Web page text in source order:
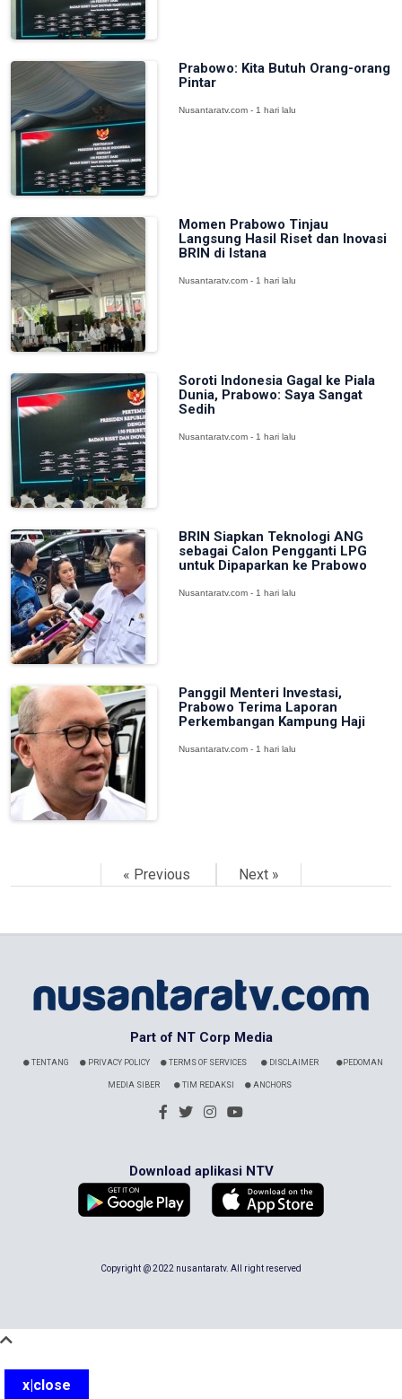
Prabowo: Kita Butuh Orang-orang
Pintar
Nusantaratv.com - 1 hari lalu
Momen Prabowo Tinjau
Langsung Hasil Riset dan Inovasi
BRIN di Istana
Nusantaratv.com - 1 hari lalu
Soroti Indonesia Gagal ke Piala
Dunia, Prabowo: Saya Sangat
Sedih
Nusantaratv.com - 1 hari lalu
BRIN Siapkan Teknologi ANG
sebagai Calon Pengganti LPG
untuk Dipaparkan ke Prabowo
Nusantaratv.com - 1 hari lalu
Panggil Menteri Investasi,
Prabowo Terima Laporan
Perkembangan Kampung Haji
Nusantaratv.com - 1 hari lalu
« Previous Next »
Part of NT Corp Media
TENTANG PRIVACY POLICY TERMS OF SERVICES DISCLAIMER PEDOMAN
MEDIA SIBER TIM REDAKSI ANCHORS
Download aplikasi NTV
Copyright @ 2022 nusantaratv. All right reserved
x|close